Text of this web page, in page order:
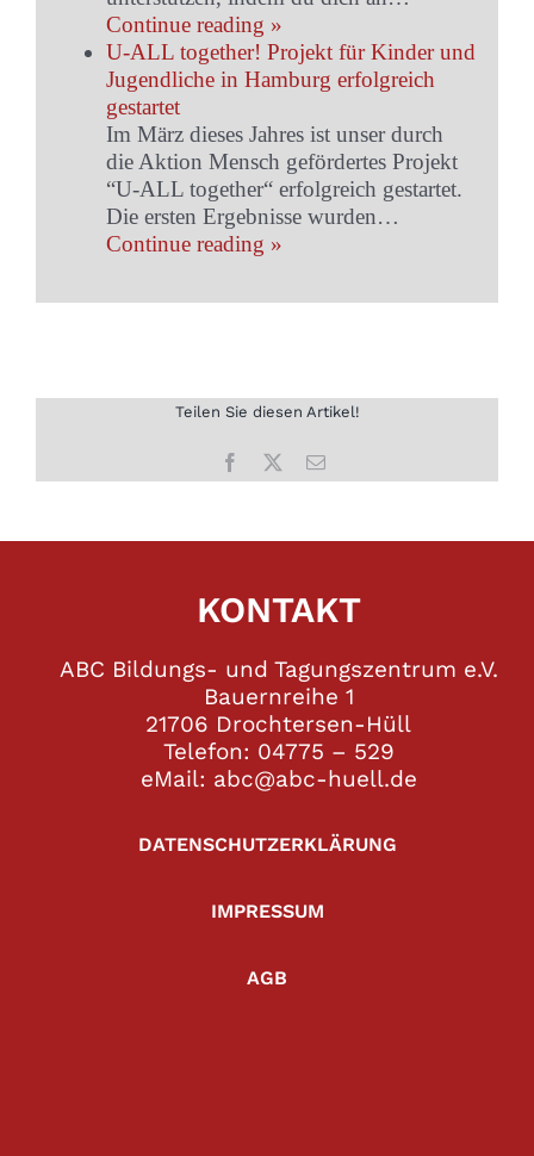
Continue reading »
U-ALL together! Projekt für Kinder und
Jugendliche in Hamburg erfolgreich
gestartet
Im März dieses Jahres ist unser durch
die Aktion Mensch gefördertes Projekt
“U-ALL together“ erfolgreich gestartet.
Die ersten Ergebnisse wurden…
Continue reading »
Teilen Sie diesen Artikel!
Facebook
E-
Mail
KONTAKT
ABC Bildungs- und Tagungszentrum e.V.
Bauernreihe 1
21706 Drochtersen-Hüll
Telefon: 04775 – 529
eMail: abc@abc-huell.de
DATENSCHUTZERKLÄRUNG
IMPRESSUM
AGB